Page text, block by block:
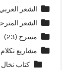
الشعر العربي
الشعر
مسرح (23)
مشاريع تكلام
كتاب